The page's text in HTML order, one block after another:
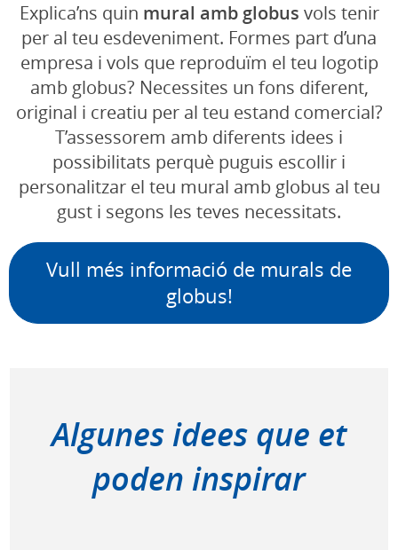
Explica’ns quin mural amb globus vols tenir
per al teu esdeveniment. Formes part d’una
empresa i vols que reproduïm el teu logotip
amb globus? Necessites un fons diferent,
original i creatiu per al teu estand comercial?
T’assessorem amb diferents idees i
possibilitats perquè puguis escollir i
personalitzar el teu mural amb globus al teu
gust i segons les teves necessitats.
Vull més informació de murals de
globus!
Algunes idees que et
poden inspirar